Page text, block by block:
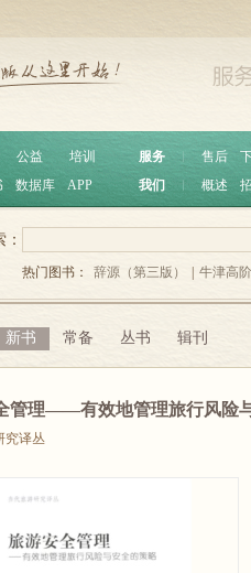
公益
培训
数据库 APP
服务 ︱ 售后
我们
概述
热门图书： 辞源（第三版） 牛津高
新书 常备 丛书 辑刊
管理——有效地管理旅行风险
究译丛